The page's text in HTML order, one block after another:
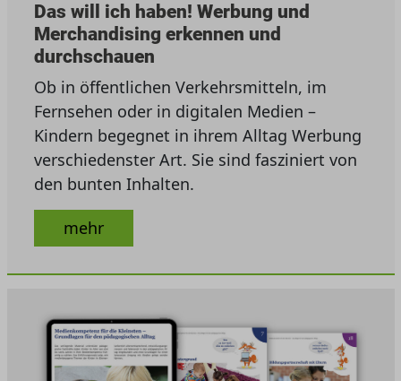
Das will ich haben! Werbung und
Merchandising erkennen und
durchschauen
Ob in öffentlichen Verkehrsmitteln, im
Fernsehen oder in digitalen Medien –
Kindern begegnet in ihrem Alltag Werbung
verschiedenster Art. Sie sind fasziniert von
den bunten Inhalten.
mehr